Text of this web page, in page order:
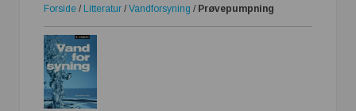
Forside / Litteratur / Vandforsyning / Prøvepumpning